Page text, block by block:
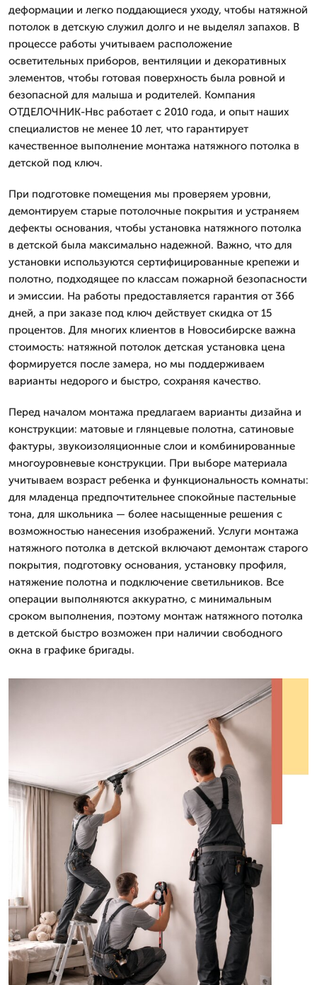
деформации и легко поддающиеся уходу, чтобы натяжной
потолок в детскую служил долго и не выделял запахов. В
процессе работы учитываем расположение
осветительных приборов, вентиляции и декоративных
элементов, чтобы готовая поверхность была ровной и
безопасной для малыша и родителей. Компания
ОТДЕЛОЧНИК-Нвс работает с 2010 года, и опыт наших
специалистов не менее 10 лет, что гарантирует
качественное выполнение монтажа натяжного потолка в
детской под ключ.
При подготовке помещения мы проверяем уровни,
демонтируем старые потолочные покрытия и устраняем
дефекты основания, чтобы установка натяжного потолка
в детской была максимально надежной. Важно, что для
установки используются сертифицированные крепежи и
полотно, подходящее по классам пожарной безопасности
и эмиссии. На работы предоставляется гарантия от 366
дней, а при заказе под ключ действует скидка от 15
процентов. Для многих клиентов в Новосибирске важна
стоимость: натяжной потолок детская установка цена
формируется после замера, но мы поддерживаем
варианты недорого и быстро, сохраняя качество.
Перед началом монтажа предлагаем варианты дизайна и
конструкции: матовые и глянцевые полотна, сатиновые
фактуры, звукоизоляционные слои и комбинированные
многоуровневые конструкции. При выборе материала
учитываем возраст ребенка и функциональность комнаты:
для младенца предпочтительнее спокойные пастельные
тона, для школьника — более насыщенные решения с
возможностью нанесения изображений. Услуги монтажа
натяжного потолка в детской включают демонтаж старого
покрытия, подготовку основания, установку профиля,
натяжение полотна и подключение светильников. Все
операции выполняются аккуратно, с минимальным
сроком выполнения, поэтому монтаж натяжного потолка
в детской быстро возможен при наличии свободного
окна в графике бригады.